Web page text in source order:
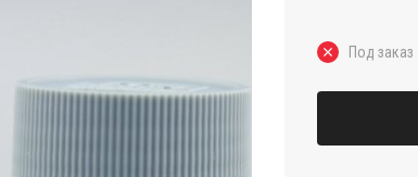
Под заказ